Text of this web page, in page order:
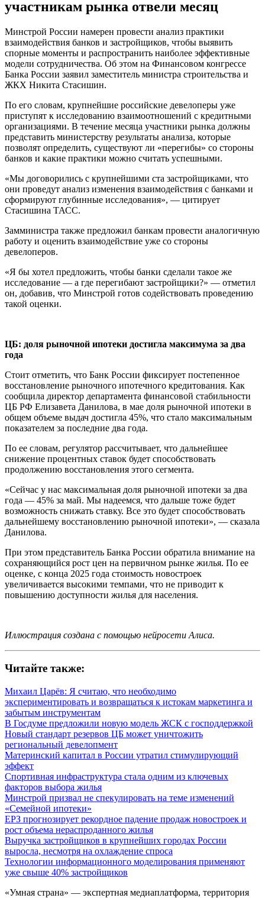
участникам рынка отвели месяц
Минстрой России намерен провести анализ практики
взаимодействия банков и застройщиков, чтобы выявить
спорные моменты и распространить наиболее эффективные
модели сотрудничества. Об этом на Финансовом конгрессе
Банка России заявил заместитель министра строительства и
ЖКХ Никита Стасишин.
По его словам, крупнейшие российские девелоперы уже
приступят к исследованию взаимоотношений с кредитными
организациями. В течение месяца участники рынка должны
представить министерству результаты анализа, которые
позволят определить, существуют ли «перегибы» со стороны
банков и какие практики можно считать успешными.
«Мы договорились с крупнейшими ста застройщиками, что
они проведут анализ изменения взаимодействия с банками и
сформируют глубинные исследования», — цитирует
Стасишина ТАСС.
Замминистра также предложил банкам провести аналогичную
работу и оценить взаимодействие уже со стороны
девелоперов.
«Я бы хотел предложить, чтобы банки сделали такое же
исследование — а где перегибают застройщики?» — отметил
он, добавив, что Минстрой готов содействовать проведению
такой оценки.
ЦБ: доля рыночной ипотеки достигла максимума за два
года
Стоит отметить, что Банк России фиксирует постепенное
восстановление рыночного ипотечного кредитования. Как
сообщила директор департамента финансовой стабильности
ЦБ РФ Елизавета Данилова, в мае доля рыночной ипотеки в
общем объеме выдач достигла 45%, что стало максимальным
показателем за последние два года.
По ее словам, регулятор рассчитывает, что дальнейшее
снижение процентных ставок будет способствовать
продолжению восстановления этого сегмента.
«Сейчас у нас максимальная доля рыночной ипотеки за два
года — 45% за май. Мы надеемся, что дальше тоже будет
возможность снижать ставку. Все это будет способствовать
дальнейшему восстановлению рыночной ипотеки», — сказала
Данилова.
При этом представитель Банка России обратила внимание на
сохраняющийся рост цен на первичном рынке жилья. По ее
оценке, с конца 2025 года стоимость новостроек
увеличивается высокими темпами, что не приводит к
повышению доступности жилья для населения.
Иллюстрация создана с помощью нейросети Алиса.
Читайте также:
Михаил Царёв: Я считаю, что необходимо
экспериментировать и возвращаться к истокам маркетинга и
забытым инструментам
В Госдуме предложили новую модель ЖСК с господдержкой
Новый стандарт резервов ЦБ может уничтожить
региональный девелопмент
Материнский капитал в России утратил стимулирующий
эффект
Спортивная инфраструктура стала одним из ключевых
факторов выбора жилья
Минстрой призвал не спекулировать на теме изменений
«Семейной ипотеки»
ЕРЗ прогнозирует рекордное падение продаж новостроек и
рост объема нераспроданного жилья
Выручка застройщиков в крупнейших городах России
выросла, несмотря на охлаждение спроса
Технологии информационного моделирования применяют
уже свыше 40% застройщиков
«Умная страна» — экспертная медиаплатформа, территория